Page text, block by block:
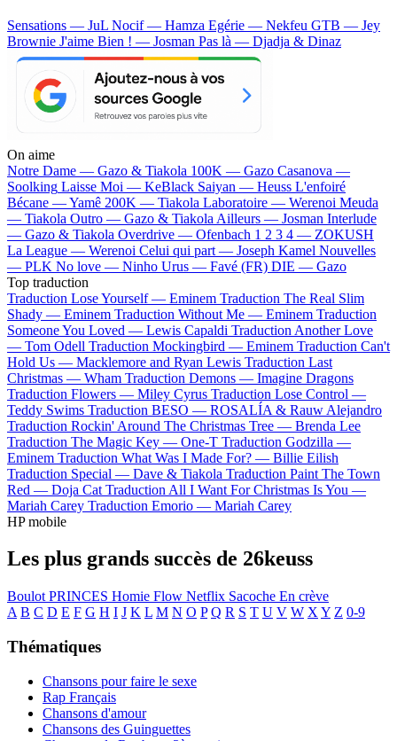
Sensations — JuL Nocif — Hamza Egérie — Nekfeu GTB — Jey
Brownie J'aime Bien ! — Josman Pas là — Djadja & Dinaz
On aime
Notre Dame — Gazo & Tiakola 100K — Gazo Casanova —
Soolking Laisse Moi — KeBlack Saiyan — Heuss L'enfoiré
Bécane —Yamê 200K — Tiakola Laboratoire — Werenoi Meuda
— Tiakola Outro — Gazo & Tiakola Ailleurs — Josman Interlude
— Gazo & Tiakola Overdrive — Ofenbach 1 2 3 4 — ZOKUSH
La League — Werenoi Celui qui part — Joseph Kamel Nouvelles
— PLK No love — Ninho Urus — Favé (FR) DIE — Gazo
Top traduction
Traduction Lose Yourself — Eminem Traduction The Real Slim
Shady — Eminem Traduction Without Me — Eminem Traduction
Someone You Loved — Lewis Capaldi Traduction Another Love
— Tom Odell Traduction Mockingbird — Eminem Traduction Can't
Hold Us — Macklemore and Ryan Lewis Traduction Last
Christmas — Wham Traduction Demons — Imagine Dragons
Traduction Flowers — Miley Cyrus Traduction Lose Control —
Teddy Swims Traduction BESO — ROSALÍA & Rauw Alejandro
Traduction Rockin' Around The Christmas Tree — Brenda Lee
Traduction The Magic Key — One-T Traduction Godzilla —
Eminem Traduction What Was I Made For? — Billie Eilish
Traduction Special — Dave & Tiakola Traduction Paint The Town
Red — Doja Cat Traduction All I Want For Christmas Is You —
Mariah Carey Traduction Emorio — Mariah Carey
HP mobile
Les plus grands succès de 26keuss
Boulot PRINCES Homie Flow Netflix Sacoche En crève
A B C D E F G H I J K L M N O P Q R S T U V W X Y Z 0-9
Thématiques
Chansons pour faire le sexe
Rap Français
Chansons d'amour
Chansons des Guinguettes